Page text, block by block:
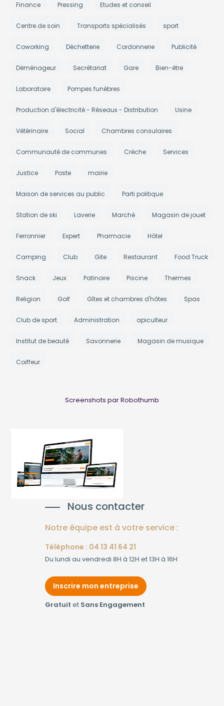
Finance Pressing Etudes et conseil
Centre de soin Transports spécialisés sport
Coworking Déchetterie Cordonnerie Publicité
Déménageur Secrétariat Gare Bien-être
Laboratoire Pompes funèbres
Production d'électricité - Réseaux - Distribution Usine
Vétérinaire Social Chambres consulaires
Communauté de communes Crèche Services
Justice Poste mairie
Maison de services au public Parti politique
Station de ski Laverie Marché Magasin de jouet
Ferronnier Expert Pharmacie Hôtel
Camping Club Gite Restaurant Food Truck
Snack Jeux Patinoire Piscine Thermes
Religion Golf Gîtes et chambres d'hôtes Spas
Club de sport Administration apiculteur
Institut de beauté Savonnerie Magasin de musique
Coiffeur
Screenshots par Robothumb
Nous contacter
Notre équipe est à votre service :
Téléphone : 04 13 41 64 21
Du lundi au vendredi 8H à 12H et 13H à 16H
Inscrire mon entreprise
Gratuit et Sans Engagement